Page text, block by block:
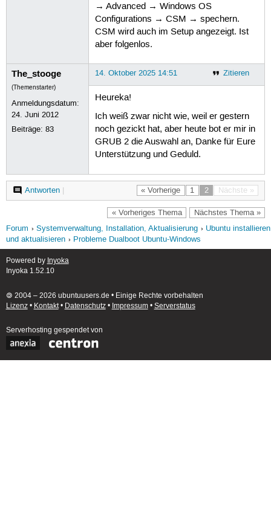
→ Advanced → Windows OS
Configurations → CSM → spechern.
CSM wird auch im Setup angezeigt. Ist
aber folgenlos.
The_stooge
(Themenstarter)
Anmeldungsdatum:
24. Juni 2012
Beiträge:83
Zitieren
14. Oktober 2025 14:51
Heureka!
Ich weiß zwar nicht wie, weil er gestern
noch gezickt hat, aber heute bot er mir in
GRUB 2 die Auswahl an, Danke für Eure
Unterstützung und Geduld.
« Vorherige 1 2 Nächste »
Antworten|
« Vorheriges Thema Nächstes Thema »
Forum Systemverwaltung, Installation, Aktualisierung
Ubuntu installieren
und aktualisieren
Probleme Dualboot Ubuntu-Windows
Powered by Inyoka
Inyoka 1.52.10
🄯 2004 – 2026 ubuntuusers.de • Einige Rechte vorbehalten
Lizenz• Kontakt• Datenschutz• Impressum• Serverstatus
Serverhosting gespendet von